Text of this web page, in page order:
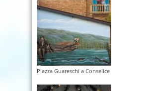
Piazza Guareschi a Conselice